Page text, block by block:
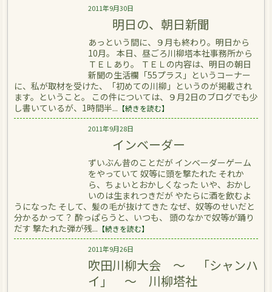
2011年9月30日
明日の、朝日新聞
あっという間に、９月も終わり。明日から
10月。 本日、昼ごろ川柳塔本社事務所から
ＴＥＬあり。 ＴＥＬの内容は、明日の朝日
新聞の生活欄「55プラス」というコーナー
に、私が取材を受けた、「初めての川柳」というのが掲載され
ます。ということ。 この件については、９月2日のブログでも少
し書いているが、1時間半... 【続きを読む】
2011年9月28日
インベーダー
ずいぶん昔のことだが インベーダーゲーム
をやっていて 奴等に頭を撃たれた それか
ら、ちょいとおかしくなった いや、おかし
いのは生まれつきだが やたらに酒を飲むよ
うになった そして、髪の毛が抜けてきた なぜ、奴等のせいだと
分かるかって？ 酔っぱらうと、いつも、 頭のなかで奴等が踊り
だす 撃たれた弾が残... 【続きを読む】
2011年9月26日
吹田川柳大会 ～ 「シャンハ
イ」 ～ 川柳塔社